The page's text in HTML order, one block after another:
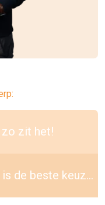
zo zit het!
de beste keuze?